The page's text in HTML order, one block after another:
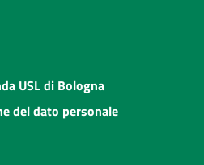
USL di Bologna
del dato personale